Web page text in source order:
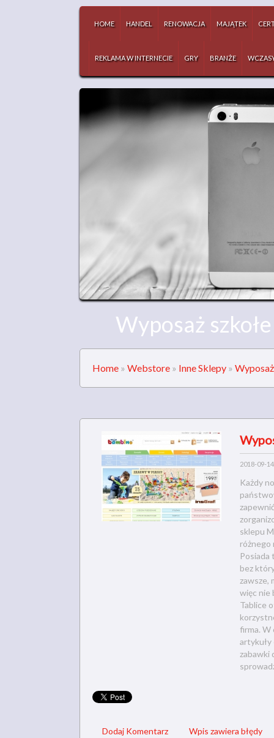
HOME HANDEL RENOWACJA MAJĄTEK
REKLAMA W INTERNECIE GRY BRANŻE
Wyposaż
Home » Webstore » Inne Sklepy »
2018-09-14
Każdy
sklepu
różnego
Posiada
bez
zawsze,
więc nie
Tablice
firma. W
artykuły
zabawki
Dodaj Komentarz Wpis zawiera błędy